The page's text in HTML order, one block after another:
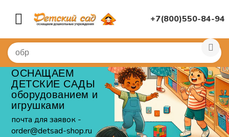
+7(800)550-84-94
ОСНАЩАЕМ
ДЕТСКИЕ САДЫ
оборудованием и
игрушками
почта для заявок -
order@detsad-shop.ru